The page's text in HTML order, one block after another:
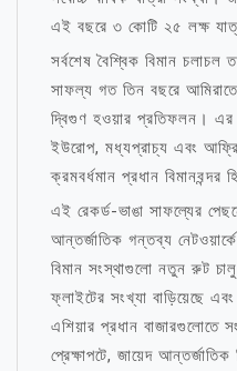
এই বছরে ৩ কোটি ২৫ লক্ষ
সর্বশেষ বৈশ্বিক বিমান চলাচল
সাফল্য গত তিন বছরে
দ্বিগুণ হওয়ার প্রতিফলন। এর
ইউরোপ, মধ্যপ্রাচ্য এবং
ক্রমবর্ধমান প্রধান বিমানবন্দর
এই রেকর্ড-ভাঙা সাফল্যের
আন্তর্জাতিক গন্তব্য
বিমান সংস্থাগুলো নতুন রুট চালু
ফ্লাইটের সংখ্যা বাড়িয়েছে
এশিয়ার প্রধান বাজারগুলোতে
প্রেক্ষাপটে, জায়েদ